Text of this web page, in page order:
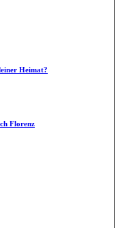
Heimat?
Florenz